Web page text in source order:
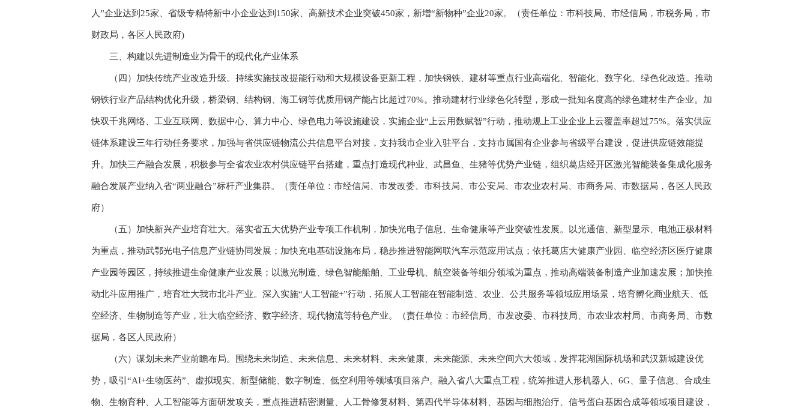
人”企业达到25家、省级专精特新中小企业达到150家、高新技术企业突破450家，新增“新物种”企业20家。（责任单位：市科技局、市经信局，市税务局，市
财政局，各区人民政府)
三、构建以先进制造业为骨干的现代化产业体系
（四）加快传统产业改造升级。持续实施技改提能行动和大规模设备更新工程，加快钢铁、建材等重点行业高端化、智能化、数字化、绿色化改造。推动
钢铁行业产品结构优化升级，桥梁钢、结构钢、海工钢等优质用钢产能占比超过70%。推动建材行业绿色化转型，形成一批知名度高的绿色建材生产企业。加
快双千兆网络、工业互联网、数据中心、算力中心、绿色电力等设施建设，实施企业“上云用数赋智”行动，推动规上工业企业上云覆盖率超过75%。落实供应
链体系建设三年行动任务要求，加强与省供应链物流公共信息平台对接，支持我市企业入驻平台，支持市属国有企业参与省级平台建设，促进供应链效能提
升。加快三产融合发展，积极参与全省农业农村供应链平台搭建，重点打造现代种业、武昌鱼、生猪等优势产业链，组织葛店经开区激光智能装备集成化服务
融合发展产业纳入省“两业融合”标杆产业集群。（责任单位：市经信局、市发改委、市科技局、市公安局、市农业农村局、市商务局、市数据局，各区人民政
府）
（五）加快新兴产业培育壮大。落实省五大优势产业专项工作机制，加快光电子信息、生命健康等产业突破性发展。以光通信、新型显示、电池正极材料
为重点，推动武鄂光电子信息产业链协同发展；加快充电基础设施布局，稳步推进智能网联汽车示范应用试点；依托葛店大健康产业园、临空经济区医疗健康
产业园等园区，持续推进生命健康产业发展；以激光制造、绿色智能船舶、工业母机、航空装备等细分领域为重点，推动高端装备制造产业加速发展；加快推
动北斗应用推广，培育壮大我市北斗产业。深入实施“人工智能+”行动，拓展人工智能在智能制造、农业、公共服务等领域应用场景，培育孵化商业航天、低
空经济、生物制造等产业，壮大临空经济、数字经济、现代物流等特色产业。（责任单位：市经信局、市发改委、市科技局、市农业农村局、市商务局、市数
据局，各区人民政府）
（六）谋划未来产业前瞻布局。围绕未来制造、未来信息、未来材料、未来健康、未来能源、未来空间六大领域，发挥花湖国际机场和武汉新城建设优
势，吸引“AI+生物医药”、虚拟现实、新型储能、数字制造、低空利用等领域项目落户。融入省八大重点工程，统筹推进人形机器人、6G、量子信息、合成生
物、生物育种、人工智能等方面研发攻关，重点推进精密测量、人工骨修复材料、第四代半导体材料、基因与细胞治疗、信号蛋白基因合成等领域项目建设，